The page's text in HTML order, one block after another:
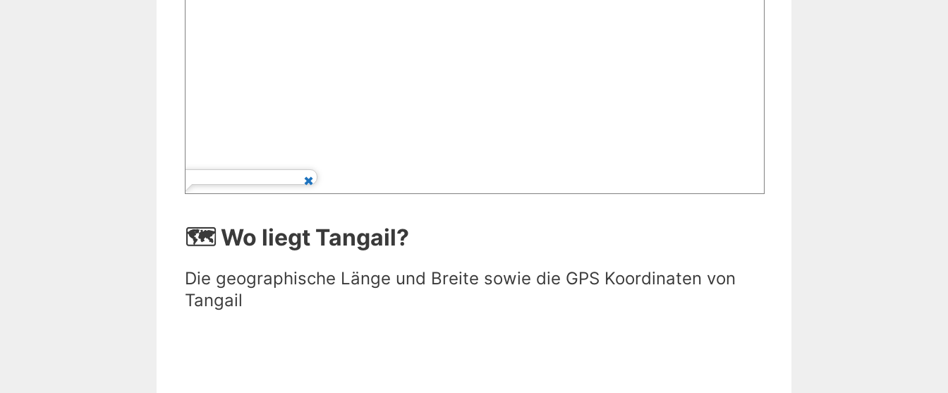
🗺️ Wo liegt Tangail?
Die geographische Länge und Breite sowie die GPS Koordinaten von
Tangail